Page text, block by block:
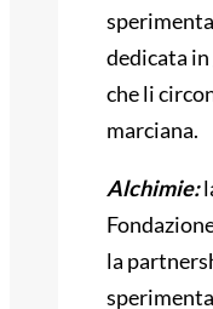
dedicata
che li
marciana.
Alchimie:
la